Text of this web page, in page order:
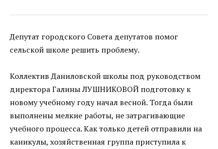
Депутат городского Совета депутатов помог
сельской школе решить проблему.
Коллектив Даниловской школы под руководством
директора Галины ЛУШНИКОВОЙ подготовку к
новому учебному году начал весной. Тогда были
выполнены мелкие работы, не затрагивающие
учебного процесса. Как только детей отправили на
каникулы, хозяйственная группа приступила к